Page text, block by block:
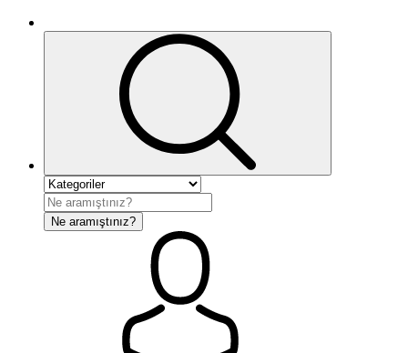
Ne aramıştınız?